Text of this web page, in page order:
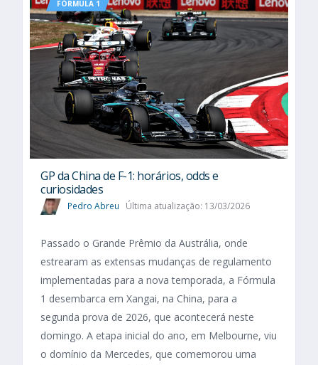
FÓRMULA 1
GP da China de F-1: horários, odds e
curiosidades
Pedro Abreu Última atualização: 13/03/2026
Passado o Grande Prêmio da Austrália, onde
estrearam as extensas mudanças de regulamento
implementadas para a nova temporada, a Fórmula
1 desembarca em Xangai, na China, para a
segunda prova de 2026, que acontecerá neste
domingo. A etapa inicial do ano, em Melbourne, viu
o domínio da Mercedes, que comemorou uma